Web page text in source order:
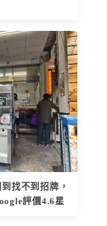
找不到招牌，
評價4.6星